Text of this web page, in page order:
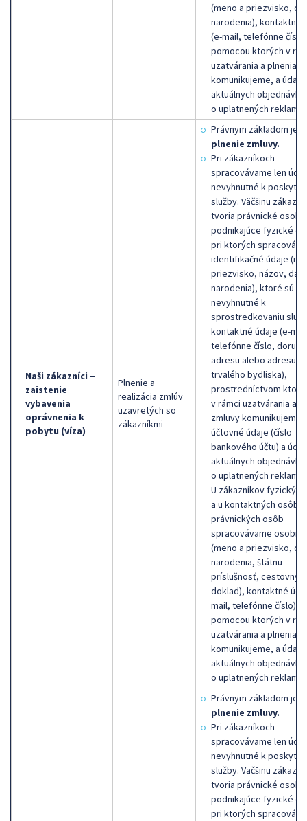
(meno a priezvisko,
narodenia), kontaktné
(e-mail, telefónne
pomocou ktorých v
uzatvárania a plnenia
komunikujeme, a údaje
aktuálnych
o uplatnených
Naši zákazníci –
zaistenie
vybavenia
oprávnenia k
pobytu (víza)
Plnenie a
realizácia zmlúv
uzavretých so
zákazníkmi
Právnym základom je
plnenie zmluvy.
Pri zákazníkoch
spracovávame len
nevyhnutné k
služby. Väčšinu
tvoria právnické
podnikajúce fyzické
pri ktorých
identifikačné údaje
priezvisko, názov,
narodenia), ktoré sú
nevyhnutné k
sprostredkovaniu
kontaktné údaje (e-
telefónne číslo,
adresu alebo adresu
trvalého bydliska),
prostredníctvom
v rámci uzatvárania a
zmluvy komunikujeme,
účtovné údaje (číslo
bankového účtu) a
aktuálnych
o uplatnených
U zákazníkov
a u kontaktných osôb
právnických osôb
spracovávame
(meno a priezvisko,
narodenia, štátnu
príslušnosť, cestovný
doklad), kontaktné
mail, telefónne číslo),
pomocou ktorých v
uzatvárania a plnenia
komunikujeme, a údaje
aktuálnych
o uplatnených
Právnym základom je
plnenie zmluvy.
Pri zákazníkoch
spracovávame len
nevyhnutné k
služby. Väčšinu
tvoria právnické
podnikajúce fyzické
pri ktorých